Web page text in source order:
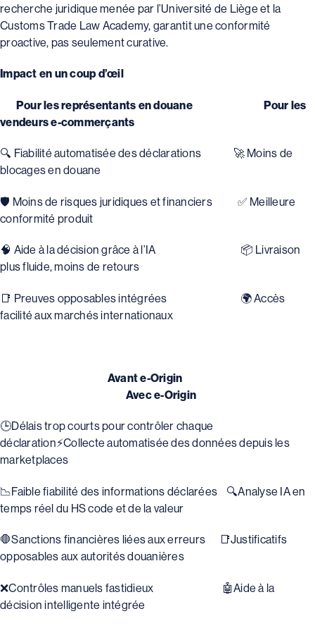
recherche juridique menée par l’Université de Liège et la
Customs Trade Law Academy, garantit une conformité
proactive, pas seulement curative.
Impact en un coup d’œil
Pour les représentants en douane Pour les
vendeurs e-commerçants
🔍 Fiabilité automatisée des déclarations 🚀 Moins de
blocages en douane
🛡 Moins de risques juridiques et financiers ✅ Meilleure
conformité produit
🧠 Aide à la décision grâce à l’IA 📦 Livraison
plus fluide, moins de retours
📑 Preuves opposables intégrées 🌍 Accès
facilité aux marchés internationaux
Avant e-Origin
Avec e-Origin
🕒Délais trop courts pour contrôler chaque
déclaration⚡Collecte automatisée des données depuis les
marketplaces
📉Faible fiabilité des informations déclarées 🔍Analyse IA en
temps réel du HS code et de la valeur
🛑Sanctions financières liées aux erreurs 📑Justificatifs
opposables aux autorités douanières
❌Contrôles manuels fastidieux 🤖Aide à la
décision intelligente intégrée